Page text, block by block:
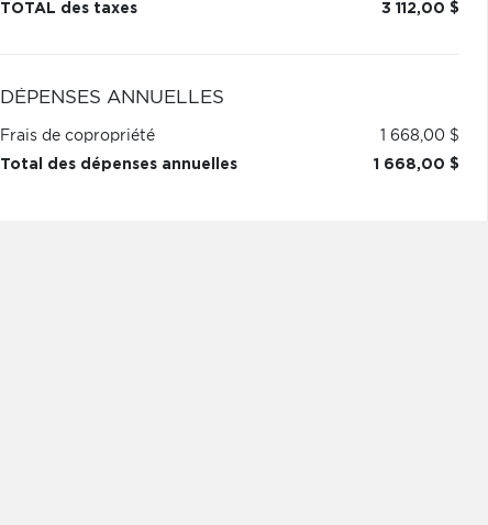
TOTAL des taxes
3 112,00 $
DÉPENSES ANNUELLES
Frais de copropriété
1 668,00 $
Total des dépenses annuelles
1 668,00 $